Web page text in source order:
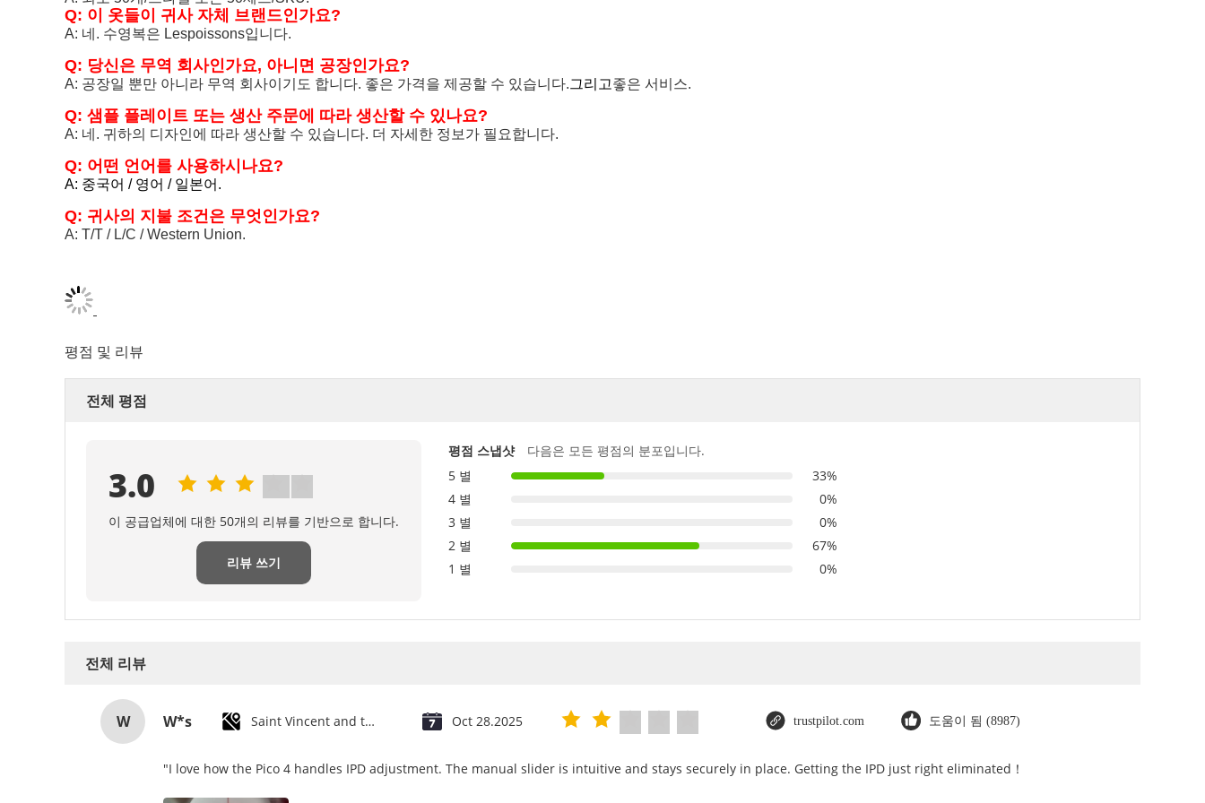
Q: 이 옷들이 귀사 자체 브랜드인가요?
A: 네. 수영복은 Lespoissons입니다.
Q: 당신은 무역 회사인가요, 아니면 공장인가요?
A: 공장일 뿐만 아니라 무역 회사이기도 합니다. 좋은 가격을 제공할 수 있습니다.그리고좋은 서비스.
Q: 샘플 플레이트 또는 생산 주문에 따라 생산할 수 있나요?
A: 네. 귀하의 디자인에 따라 생산할 수 있습니다. 더 자세한 정보가 필요합니다.
Q: 어떤 언어를 사용하시나요?
A: 중국어 / 영어 / 일본어.
Q: 귀사의 지불 조건은 무엇인가요?
A: T/T / L/C / Western Union.
평점 및 리뷰
전체 평점
3.0
이 공급업체에 대한 50개의 리뷰를 기반으로 합니다.
리뷰 쓰기
평점 스냅샷
다음은 모든 평점의 분포입니다.
5 별
33%
4 별
0%
3 별
0%
2 별
67%
1 별
0%
전체 리뷰
W W*s Saint Vincent and the Grenadines Oct 28.2025 trustpilot.com 도움이 됨 (8987)
"I love how the Pico 4 handles IPD adjustment. The manual slider is intuitive and stays securely in place. Getting the IPD just right eliminated！